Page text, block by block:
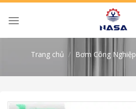
Skip
Trang chủ / Bơm Công Nghiệp